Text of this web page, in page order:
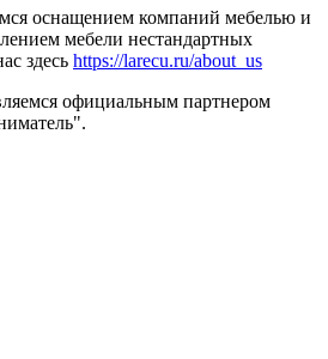
оснащением компаний мебелью и
мебели нестандартных
здесь https://larecu.ru/about_us
официальным партнером